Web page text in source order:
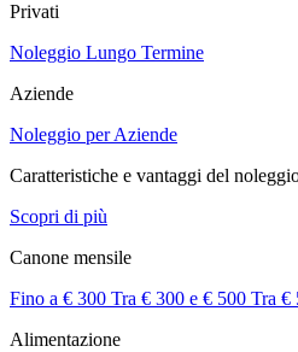
Privati
Noleggio Lungo Termine
Aziende
Noleggio per Aziende
Caratteristiche e vantaggi del
Scopri di più
Canone mensile
Fino a € 300 Tra € 300 e € 500 Tra €
Alimentazione